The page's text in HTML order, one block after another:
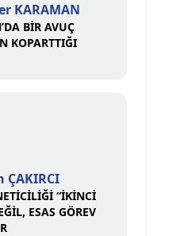
KARAMAN
BİR AVUÇ
KOPARTTIĞI
ÇAKIRCI
“İKİNCİ
ESAS GÖREV